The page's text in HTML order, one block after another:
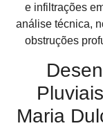
e infiltrações
análise técnica,
obstruções
Maria